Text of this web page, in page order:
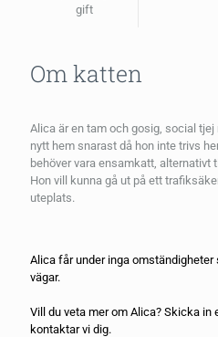
gift
Om katten
Alica är en tam och gosig, social
nytt hem snarast då hon inte trivs
behöver vara ensamkatt, alternativt
Hon vill kunna gå ut på ett
uteplats.
Alica får under inga
vägar.
Vill du veta mer om Alica? Skicka in
kontaktar vi dig.